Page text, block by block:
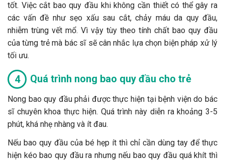
tốt. Việc cắt bao quy đầu khi không cần thiết có thể gây ra
các vấn đề như sẹo xấu sau cắt, chảy máu da quy đầu,
nhiễm trùng vết mổ. Vì vậy tùy theo tính chất bao quy đầu
của từng trẻ mà bác sĩ sẽ cân nhắc lựa chọn biện pháp xử lý
tối ưu.
Quá trình nong bao quy đầu cho trẻ
Nong bao quy đầu phải được thực hiện tại bệnh viện do bác
sĩ chuyên khoa thực hiện. Quá trình này diễn ra khoảng 3-5
phút, khá nhẹ nhàng và ít đau.
Nếu bao quy đầu của bé hẹp ít thì chỉ cần dùng tay để thực
hiện kéo bao quy đầu ra nhưng nếu bao quy đầu quá khít thì